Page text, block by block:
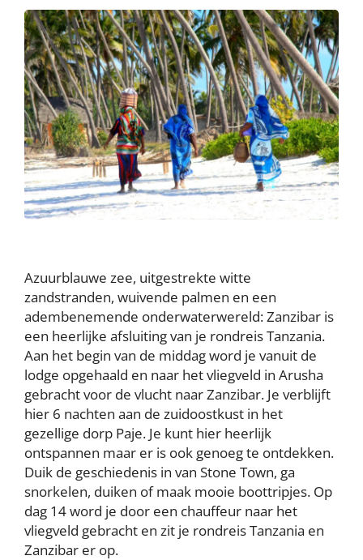
Azuurblauwe zee, uitgestrekte witte
zandstranden, wuivende palmen en een
adembenemende onderwaterwereld: Zanzibar is
een heerlijke afsluiting van je rondreis Tanzania.
Aan het begin van de middag word je vanuit de
lodge opgehaald en naar het vliegveld in Arusha
gebracht voor de vlucht naar Zanzibar. Je verblijft
hier 6 nachten aan de zuidoostkust in het
gezellige dorp Paje. Je kunt hier heerlijk
ontspannen maar er is ook genoeg te ontdekken.
Duik de geschiedenis in van Stone Town, ga
snorkelen, duiken of maak mooie boottripjes. Op
dag 14 word je door een chauffeur naar het
vliegveld gebracht en zit je rondreis Tanzania en
Zanzibar er op.